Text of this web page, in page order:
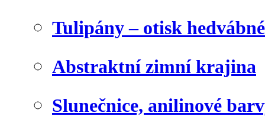
Tulipány – otisk
Abstraktní zimní krajina
Slunečnice, anilinové